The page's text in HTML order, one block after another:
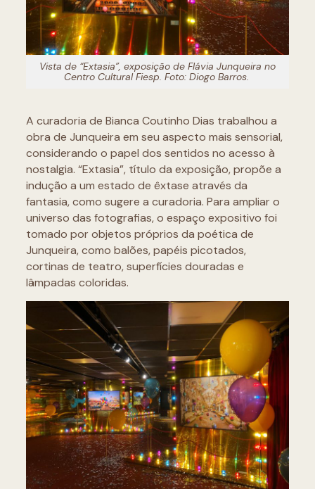
Vista de “Extasia”, exposição de Flávia Junqueira no
Centro Cultural Fiesp. Foto: Diogo Barros.
A curadoria de Bianca Coutinho Dias trabalhou a
obra de Junqueira em seu aspecto mais sensorial,
considerando o papel dos sentidos no acesso à
nostalgia. “Extasia”, título da exposição, propõe a
indução a um estado de êxtase através da
fantasia, como sugere a curadoria. Para ampliar o
universo das fotografias, o espaço expositivo foi
tomado por objetos próprios da poética de
Junqueira, como balões, papéis picotados,
cortinas de teatro, superfícies douradas e
lâmpadas coloridas.